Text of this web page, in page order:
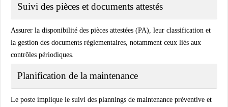
Suivi des pièces et documents attestés
Assurer la disponibilité des pièces attestées (PA), leur classification et
la gestion des documents réglementaires, notamment ceux liés aux
contrôles périodiques.
Planification de la maintenance
Le poste implique le suivi des plannings de maintenance préventive et